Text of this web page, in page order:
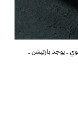
.. يوجد بارتيشن ..